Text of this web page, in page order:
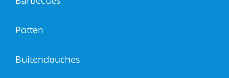
Potten
Buitendouches